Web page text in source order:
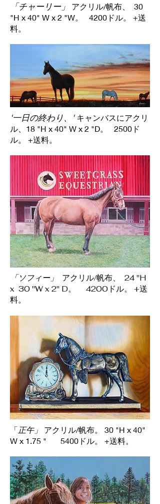
「チャーリー」
アクリル/帆布、 30
"H x 40" W x 2 "W。 4200ドル。 +送
料。
'一日の終わり、'キャンバスにアクリ
ル、18 "H x 40" W x 2 "D。 2500ド
ル。 +送料。
「ソフィー」
アクリル/帆布、 24 "H
x 30 "W x 2" D。 4200ドル。 +送
料。
「 正午」
アクリル/帆布。 30 "H x 40"
W x 1.75 " 5400ドル。 +送料。